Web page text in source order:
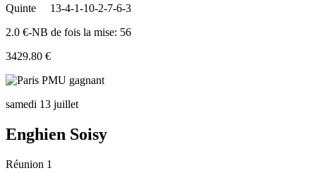
Quinte
13-4-1-10-2-7-6-3
2.0 €-NB de fois la mise: 56
3429.80 €
samedi 13 juillet
Enghien Soisy
Réunion 1